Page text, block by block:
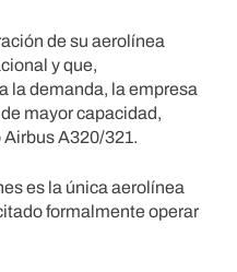
de su aerolínea
y que,
la demanda, la empresa
mayor capacidad,
A320/321.
es la única aerolínea
formalmente operar